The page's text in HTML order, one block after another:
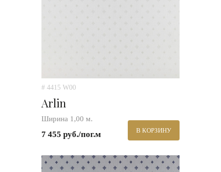
# 4415 W00
Arlin
Ширина 1,00 м.
7 455 руб./пог.м В КОРЗИНУ